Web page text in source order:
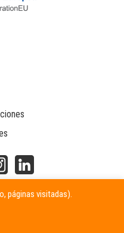
páginas visitadas).